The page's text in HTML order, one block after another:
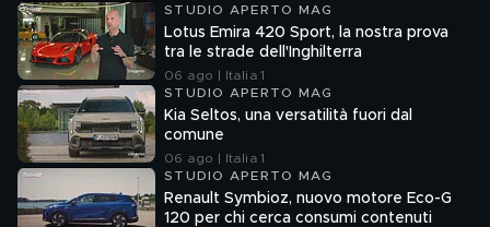
STUDIO APERTO MAG
Lotus Emira 420 Sport, la nostra prova
tra le strade dell'Inghilterra
06 ago | Italia 1
STUDIO APERTO MAG
Kia Seltos, una versatilità fuori dal
comune
06 ago | Italia 1
STUDIO APERTO MAG
Renault Symbioz, nuovo motore Eco-G
120 per chi cerca consumi contenuti